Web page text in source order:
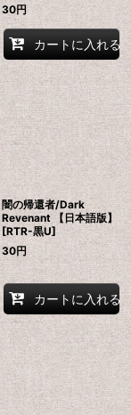
30円
カートに入れる
闇の帰還者/Dark
Revenant 【日本語版】
[RTR-黒U]
30円
カートに入れる